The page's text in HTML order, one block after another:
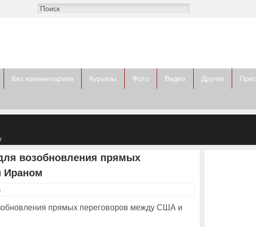
Без комментариев Курьезы Фото Видео Другое
возобновления прямых
Ираном